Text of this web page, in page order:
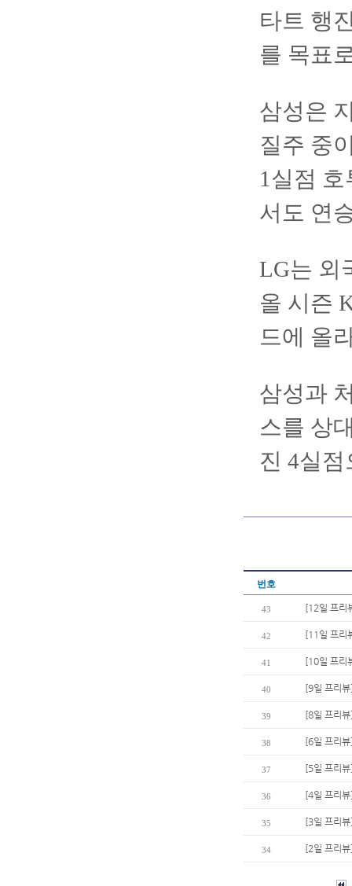
타트 행
를 목표
삼성은
질주 중
1실점
서도 연
LG는 외
올 시즌
드에 올
삼성과
스를 상
진 4실
번호
43 [12일 프리
42 [11일 프리
41 [10일 프리
40 [9일 프리
39 [8일 프리
38 [6일 프리
37 [5일 프리
36 [4일 프리
35 [3일 프리
34 [2일 프리